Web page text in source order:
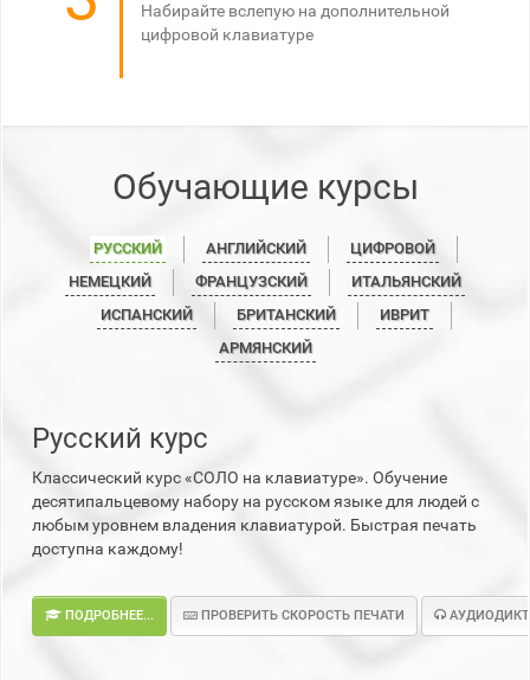
Набирайте вслепую на дополнительной
цифровой клавиатуре
Обучающие курсы
РУССКИЙ АНГЛИЙСКИЙ
ЦИФРОВОЙ
НЕМЕЦКИЙ
ФРАНЦУЗСКИЙ
ИТАЛЬЯНСКИЙ
ИСПАНСКИЙ
БРИТАНСКИЙ
ИВРИТ
АРМЯНСКИЙ
Русский курс
Классический курс «СОЛО на клавиатуре». Обучение
десятипальцевому набору на русском языке для людей с
любым уровнем владения клавиатурой. Быстрая печать
доступна каждому!
ПОДРОБНЕЕ... ПРОВЕРИТЬ СКОРОСТЬ ПЕЧАТИ